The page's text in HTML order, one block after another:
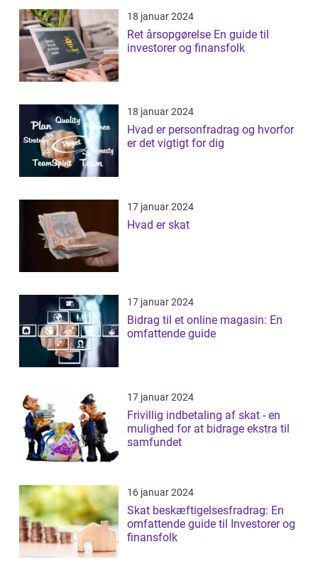
18 januar 2024
Ret årsopgørelse En guide til
investorer og finansfolk
18 januar 2024
Hvad er personfradrag og hvorfor
er det vigtigt for dig
17 januar 2024
Hvad er skat
17 januar 2024
Bidrag til et online magasin: En
omfattende guide
17 januar 2024
Frivillig indbetaling af skat - en
mulighed for at bidrage ekstra til
samfundet
16 januar 2024
Skat beskæftigelsesfradrag: En
omfattende guide til Investorer og
finansfolk